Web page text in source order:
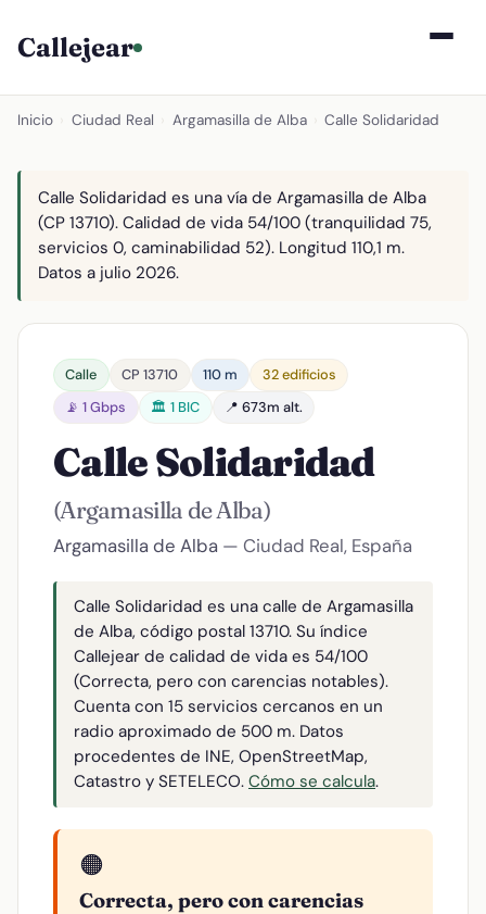
Callejear
Inicio Ciudad Real Argamasilla de Alba Calle Solidaridad
Calle Solidaridad es una vía de Argamasilla de Alba
(CP 13710). Calidad de vida 54/100 (tranquilidad 75,
servicios 0, caminabilidad 52). Longitud 110,1 m.
Datos a julio 2026.
Calle CP 13710 110 m
32 edificios
📡 1 Gbps
🏛️ 1 BIC 📍 673m alt.
Calle Solidaridad
(Argamasilla de Alba)
Argamasilla de Alba — Ciudad Real, España
Calle Solidaridad es una calle de Argamasilla
de Alba, código postal 13710. Su índice
Callejear de calidad de vida es 54/100
(Correcta, pero con carencias notables).
Cuenta con 15 servicios cercanos en un
radio aproximado de 500 m. Datos
procedentes de INE, OpenStreetMap,
Catastro y SETELECO. Cómo se calcula.
🟠
Correcta, pero con carencias